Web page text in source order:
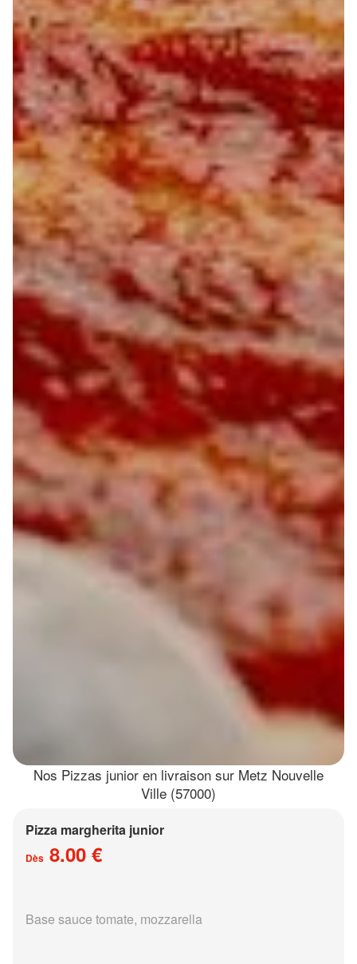
Nos Pizzas junior en livraison sur Metz Nouvelle
Ville (57000)
Pizza margherita junior
Dès 8.00 €
Base sauce tomate, mozzarella